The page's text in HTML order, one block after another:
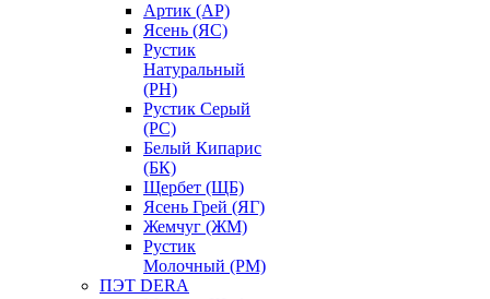
Артик (АР)
Ясень (ЯС)
Рустик
Натуральный
(РН)
Рустик Серый
(РС)
Белый Кипарис
(БК)
Щербет (ЩБ)
Ясень Грей (ЯГ)
Жемчуг (ЖМ)
Рустик
Молочный (РМ)
ПЭТ DERA